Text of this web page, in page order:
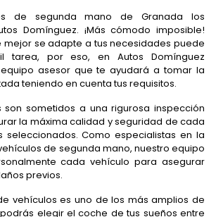
de segunda mano de Granada los
Domínguez. ¡Más cómodo imposible!
mejor se adapte a tus necesidades puede
tarea, por eso, en Autos Domínguez
asesor que te ayudará a tomar la
teniendo en cuenta tus requisitos.
son sometidos a una rigurosa inspección
la máxima calidad y seguridad de cada
seleccionados. Como especialistas en la
de segunda mano, nuestro equipo
cada vehículo para asegurar
previos.
vehículos es uno de los más amplios de
elegir el coche de tus sueños entre